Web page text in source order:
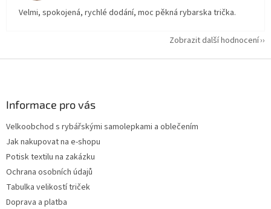
Velmi, spokojená, rychlé dodání, moc pěkná rybarska trička.
Zobrazit další hodnocení
Informace pro vás
Velkoobchod s rybářskými samolepkami a oblečením
Jak nakupovat na e-shopu
Potisk textilu na zakázku
Ochrana osobních údajů
Tabulka velikostí triček
Doprava a platba